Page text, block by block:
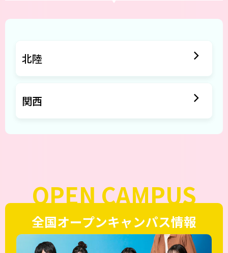
北陸
関西
OPEN CAMPUS
全国オープンキャンパス情報